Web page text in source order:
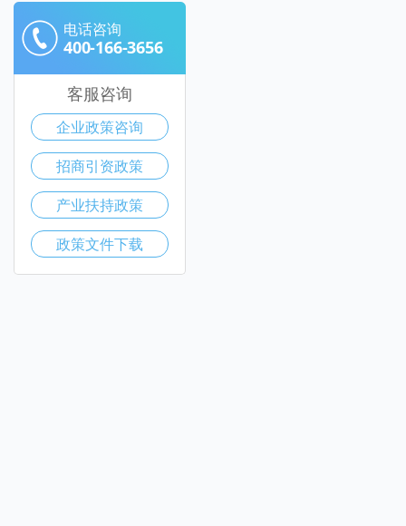
电话咨询
400-166-3656
客服咨询
企业政策咨询
招商引资政策
产业扶持政策
政策文件下载